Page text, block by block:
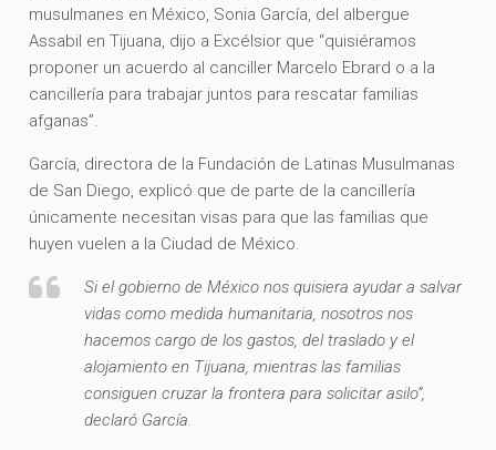
musulmanes en México, Sonia García, del albergue
Assabil en Tijuana, dijo a Excélsior que “quisiéramos
proponer un acuerdo al canciller Marcelo Ebrard o a la
cancillería para trabajar juntos para rescatar familias
afganas”.
García, directora de la Fundación de Latinas Musulmanas
de San Diego, explicó que de parte de la cancillería
únicamente necesitan visas para que las familias que
huyen vuelen a la Ciudad de México.
Si el gobierno de México nos quisiera ayudar a salvar
vidas como medida humanitaria, nosotros nos
hacemos cargo de los gastos, del traslado y el
alojamiento en Tijuana, mientras las familias
consiguen cruzar la frontera para solicitar asilo”,
declaró García.